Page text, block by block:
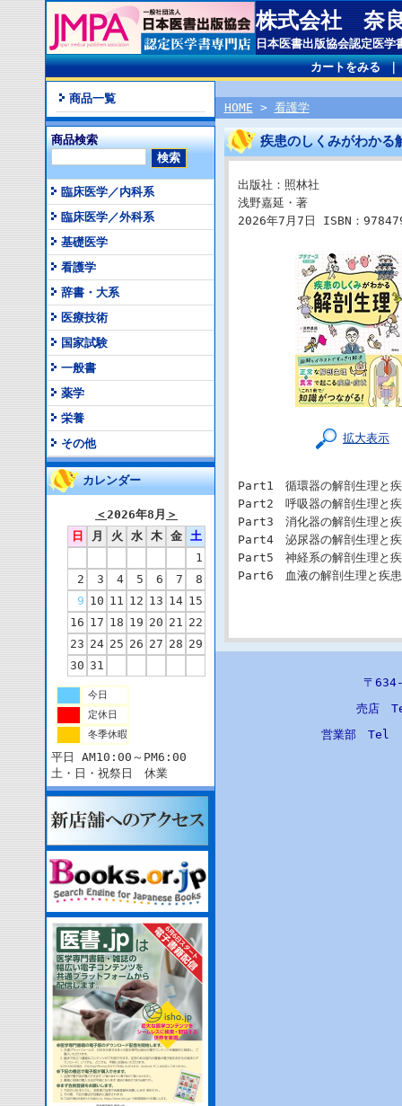
株式会社 奈
日本医書出版協会認定医
カートをみる
商品一覧
商品検索
臨床医学／内科系
臨床医学／外科系
基礎医学
看護学
辞書・大系
医療技術
国家試験
一般書
薬学
栄養
その他
カレンダー
＜2026年8月 ＞
日
月 火 水 木 金
土
1
2
3 4 5 6 7
8
9 10 11 12 13 14 15
16 17 18 19 20 21 22
23 24 25 26 27 28 29
30 31
今日
定休日
冬季休暇
平日 AM10:00～PM6:00
土・日・祝祭日 休業
HOME > 看護学
疾患のしくみがわか
出版社：照林社
浅野嘉延・著
2026年7月7日 ISBN：
拡大表示
Part1 循環器の解剖生理と
Part2 呼吸器の解剖生理と
Part3 消化器の解剖生理と
Part4 泌尿器の解剖生理と
Part5 神経系の解剖生理と
Part6 血液の解剖生理と疾患
〒
売店
営業部 Tel